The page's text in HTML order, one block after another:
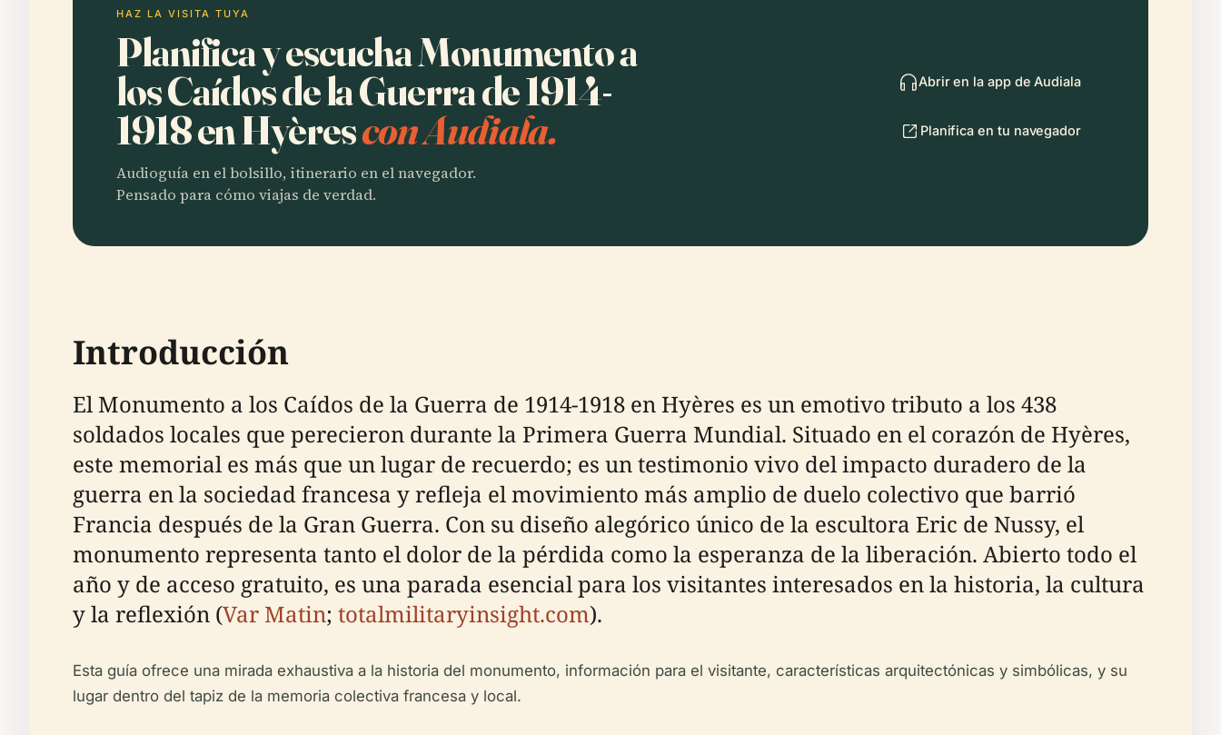
HAZ LA VISITA TUYA
Planifica y escucha Monumento a
los Caídos de la Guerra de 1914-
1918 en Hyèrescon Audiala.
Audioguía en el bolsillo, itinerario en el navegador.
Pensado para cómo viajas de verdad.
Abrir en la app de Audiala
Planifica en tu navegador
Introducción
El Monumento a los Caídos de la Guerra de 1914-1918 en Hyères es un emotivo tributo a los 438
soldados locales que perecieron durante la Primera Guerra Mundial. Situado en el corazón de Hyères,
este memorial es más que un lugar de recuerdo; es un testimonio vivo del impacto duradero de la
guerra en la sociedad francesa y refleja el movimiento más amplio de duelo colectivo que barrió
Francia después de la Gran Guerra. Con su diseño alegórico único de la escultora Eric de Nussy, el
monumento representa tanto el dolor de la pérdida como la esperanza de la liberación. Abierto todo el
año y de acceso gratuito, es una parada esencial para los visitantes interesados en la historia, la cultura
y la reflexión (Var Matin; totalmilitaryinsight.com).
Esta guía ofrece una mirada exhaustiva a la historia del monumento, información para el visitante, características arquitectónicas y simbólicas, y su
lugar dentro del tapiz de la memoria colectiva francesa y local.